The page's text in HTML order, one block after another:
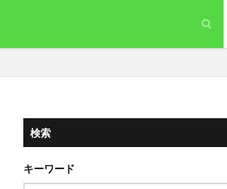
検索
キーワード